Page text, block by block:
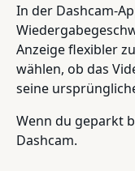
In der Dashcam-
Anzeige flexibler
wählen, ob das
seine
Wenn du geparkt
Dashcam.